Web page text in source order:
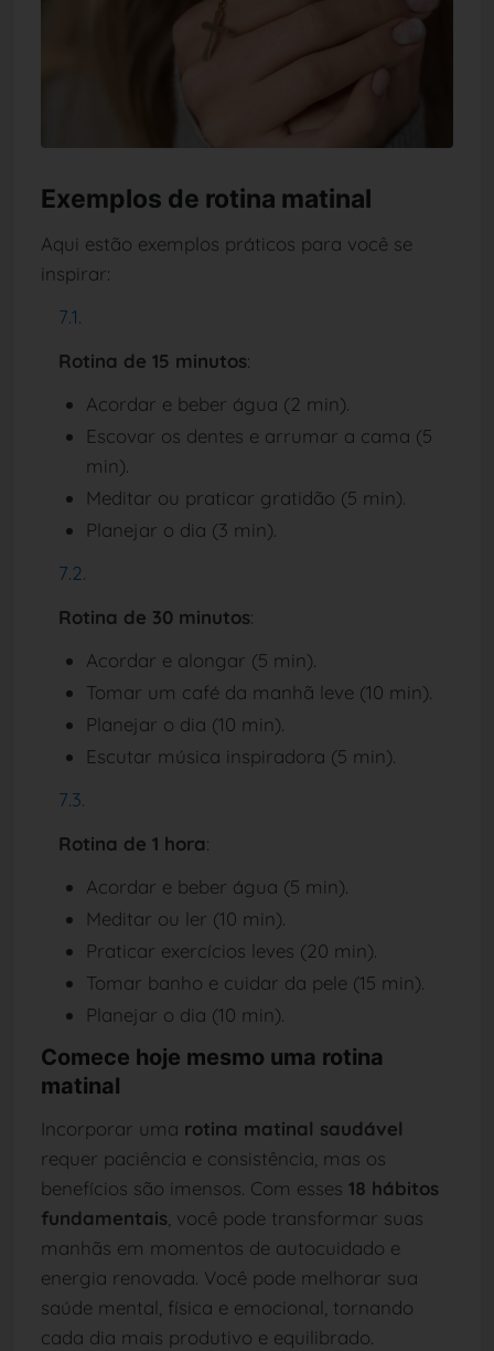
Exemplos de rotina matinal
Aqui estão exemplos práticos para você se
inspirar:
Rotina de 15 minutos:
Acordar e beber água (2 min).
Escovar os dentes e arrumar a cama (5
min).
Meditar ou praticar gratidão (5 min).
Planejar o dia (3 min).
Rotina de 30 minutos:
Acordar e alongar (5 min).
Tomar um café da manhã leve (10 min).
Planejar o dia (10 min).
Escutar música inspiradora (5 min).
Rotina de 1 hora:
Acordar e beber água (5 min).
Meditar ou ler (10 min).
Praticar exercícios leves (20 min).
Tomar banho e cuidar da pele (15 min).
Planejar o dia (10 min).
Comece hoje mesmo uma rotina
matinal
Incorporar uma rotina matinal saudável
requer paciência e consistência, mas os
benefícios são imensos. Com esses 18 hábitos
fundamentais, você pode transformar suas
manhãs em momentos de autocuidado e
energia renovada. Você pode melhorar sua
saúde mental, física e emocional, tornando
cada dia mais produtivo e equilibrado.